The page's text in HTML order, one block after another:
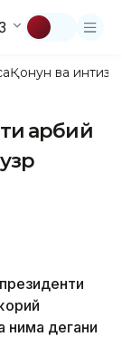
Қонун ва
ҳарбий
нима дегани